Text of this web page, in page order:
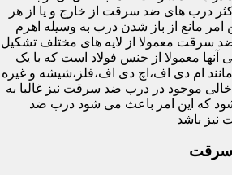
اکثر درب های ضد سرقت از خارج و یا از هر
مانع از باز شدن درب به وسیله اهرم
سرقت معمولا از لایه های مختلف تشکیل
معمولا از جنس فولاد است که با یک
ام دی اف،اچ دی اف،فلز،شیشه و غیره
موجود در درب ضد سرقت نیز غالبا به
که این امر باعث می شود درب ضد
باشد
سرقت